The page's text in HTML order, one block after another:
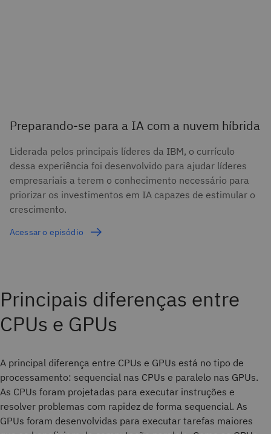
Preparando-se para a IA com a nuvem híbrida
Liderada pelos principais líderes da IBM, o currículo
dessa experiência foi desenvolvido para ajudar líderes
empresariais a terem o conhecimento necessário para
priorizar os investimentos em IA capazes de estimular o
crescimento.
Acessar o episódio
Principais diferenças entre
CPUs e GPUs
A principal diferença entre CPUs e GPUs está no tipo de
processamento: sequencial nas CPUs e paralelo nas GPUs.
As CPUs foram projetadas para executar instruções e
resolver problemas com rapidez de forma sequencial. As
GPUs foram desenvolvidas para executar tarefas maiores